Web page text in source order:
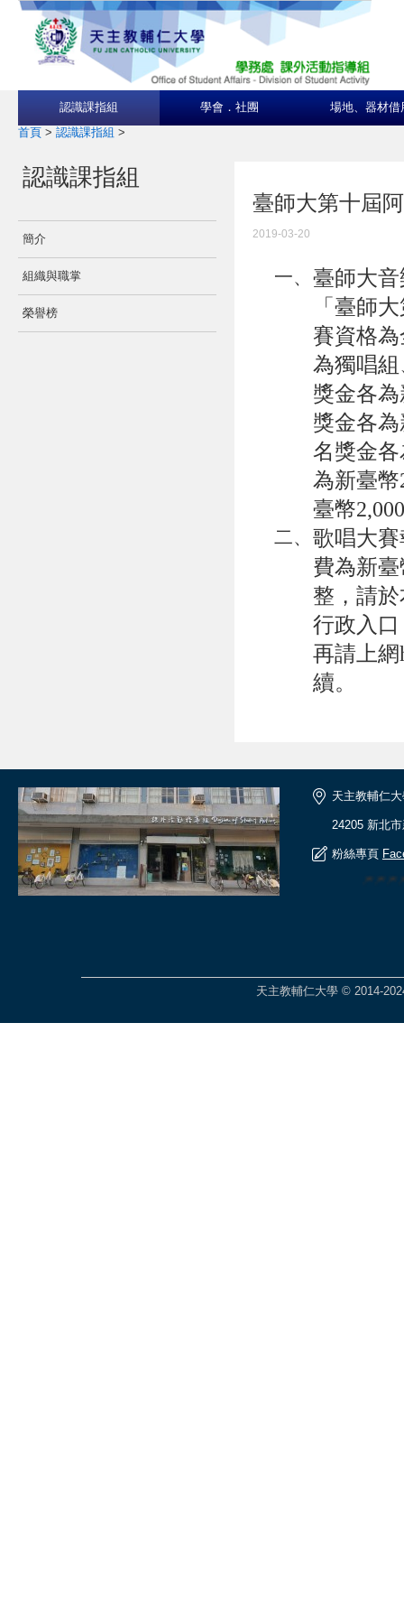
認識課指組 學會．社團 場地、器材借
首頁 > 認識課指組 >
認識課指組
簡介
組織與職掌
榮譽榜
臺師大第十屆
2019-03-20
一、 臺師大音
「臺師
賽資格
為獨唱
獎金各
獎金各
名獎金
為新臺
臺幣
二、 歌唱大
費為新
整，請
行政入
再請上網
續。
天主教輔仁
24205 新北
粉絲專頁
天主教輔仁大學 © 2014-